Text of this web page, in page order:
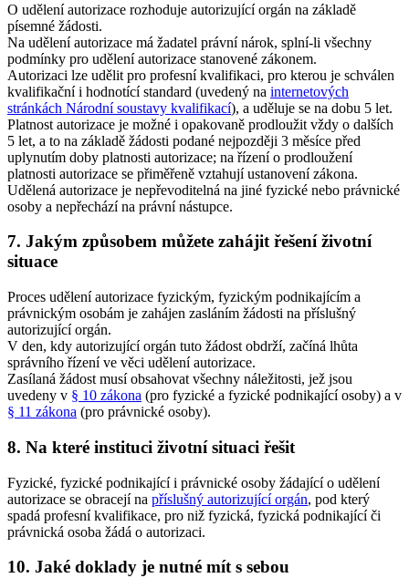
O udělení autorizace rozhoduje autorizující orgán na základě
písemné žádosti.
Na udělení autorizace má žadatel právní nárok, splní-li všechny
podmínky pro udělení autorizace stanovené zákonem.
Autorizaci lze udělit pro profesní kvalifikaci, pro kterou je schválen
kvalifikační i hodnotící standard (uvedený na internetových
stránkách Národní soustavy kvalifikací), a uděluje se na dobu 5 let.
Platnost autorizace je možné i opakovaně prodloužit vždy o dalších
5 let, a to na základě žádosti podané nejpozději 3 měsíce před
uplynutím doby platnosti autorizace; na řízení o prodloužení
platnosti autorizace se přiměřeně vztahují ustanovení zákona.
Udělená autorizace je nepřevoditelná na jiné fyzické nebo právnické
osoby a nepřechází na právní nástupce.
7. Jakým způsobem můžete zahájit řešení životní
situace
Proces udělení autorizace fyzickým, fyzickým podnikajícím a
právnickým osobám je zahájen zasláním žádosti na příslušný
autorizující orgán.
V den, kdy autorizující orgán tuto žádost obdrží, začíná lhůta
správního řízení ve věci udělení autorizace.
Zasílaná žádost musí obsahovat všechny náležitosti, jež jsou
uvedeny v § 10 zákona (pro fyzické a fyzické podnikající osoby) a v
§ 11 zákona (pro právnické osoby).
8. Na které instituci životní situaci řešit
Fyzické, fyzické podnikající i právnické osoby žádající o udělení
autorizace se obracejí na příslušný autorizující orgán, pod který
spadá profesní kvalifikace, pro niž fyzická, fyzická podnikající či
právnická osoba žádá o autorizaci.
10. Jaké doklady je nutné mít s sebou